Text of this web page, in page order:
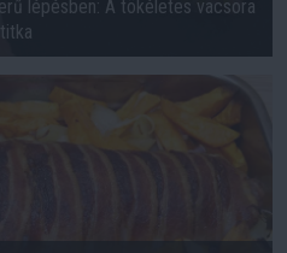
lépésben: A tökéletes vacsora
titka